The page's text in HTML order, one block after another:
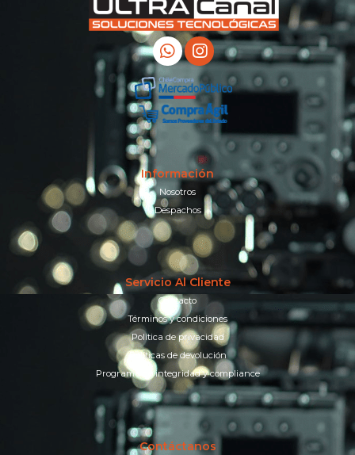
Información
Nosotros
Despachos
Servicio Al Cliente
Contacto
Términos y condiciones
Política de privacidad
Políticas de devolución
Programa de integridad y compliance
Contáctanos